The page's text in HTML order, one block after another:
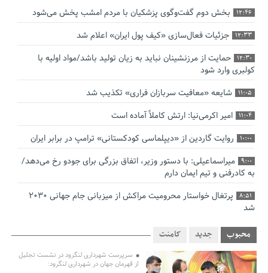
12:46 بخش دوم گفت‌وگوی پزشکیان با مردم امشب پخش می‌شود
12:33 جزئیات فعال‌سازی «کیف پول ایران» اعلام شد
12:30
حمایت از مرزنشینان نباید به زیان تولید باشد/مواد اولیه با
کولبری وارد شود
11:05 شایعه «معافیت سربازان فراری» تکذیب شد
11:04 امیر اکرمی‌نیا: ارتش کاملاً آماده است
10:00 روایت گاردین از «دیپلماسی کودکستانی» ترامپ در برابر ایران
9:00
میراسماعیلی: با دستور وزیر، اتفاق بزرگی برای جودو رخ می‌دهد/
به کادرفنی و تیم ایمان دارم
8:51
پرتغال خواستار محرومیت مراکش از میزبانی جام جهانی ۲۰۳۰
شد
فریدون جیرانی: اکبر عبدی حیف شد
0:58
تسهیلات اشتغالزایی در اختیار نهادهای حمایتی باید براساس
اولویت‌های گیلان پرداخت شود
محبوب جدید کامنت
سرپرست شهرداری لنگرود در نشست تجلیل
از قهرمان جهان در شهرداری لنگرود: